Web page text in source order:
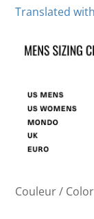
Translated
Couleur / Color